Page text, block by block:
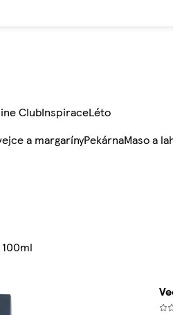
ClubInspiraceLéto
a margarínyPekárnaMaso a